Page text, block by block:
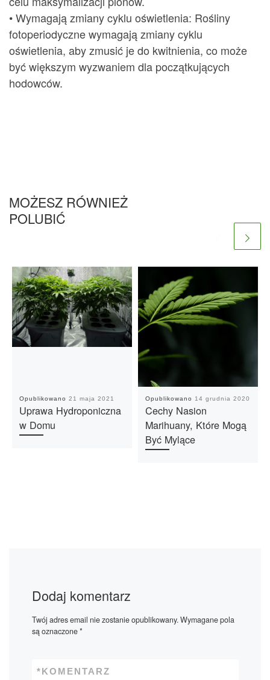
• Wymagają zmiany cyklu oświetlenia: Rośliny
fotoperiodyczne wymagają zmiany cyklu
oświetlenia, aby zmusić je do kwitnienia, co może
być większym wyzwaniem dla początkujących
hodowców.
MOŻESZ RÓWNIEŻ
POLUBIĆ
Opublikowano 21 maja 2021
Uprawa Hydroponiczna
w Domu
Opublikowano 14 grudnia 2020
Cechy Nasion
Marihuany, Które Mogą
Być Mylące
Dodaj komentarz
Twój adres email nie zostanie opublikowany.Wymagane pola
są oznaczone*
KOMENTARZ
*